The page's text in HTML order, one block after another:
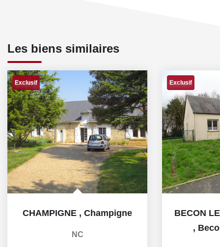
Les biens similaires
Exclusif
CHAMPIGNE , Champigne
NC
Exclusif
,